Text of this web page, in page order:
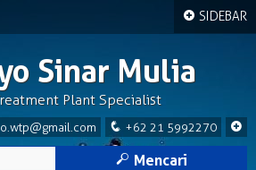
Sinar Mulia
Plant Specialist
+
q +62 21 5992270
M Mencari
+ SIDEBAR